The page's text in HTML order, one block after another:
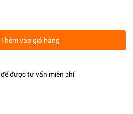
Thêm vào giỏ hàng
để được tư vấn miễn phí